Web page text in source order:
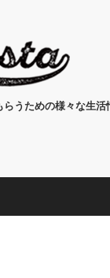
うための様々な生活